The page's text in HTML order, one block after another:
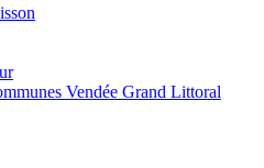
Vendée Grand Littoral